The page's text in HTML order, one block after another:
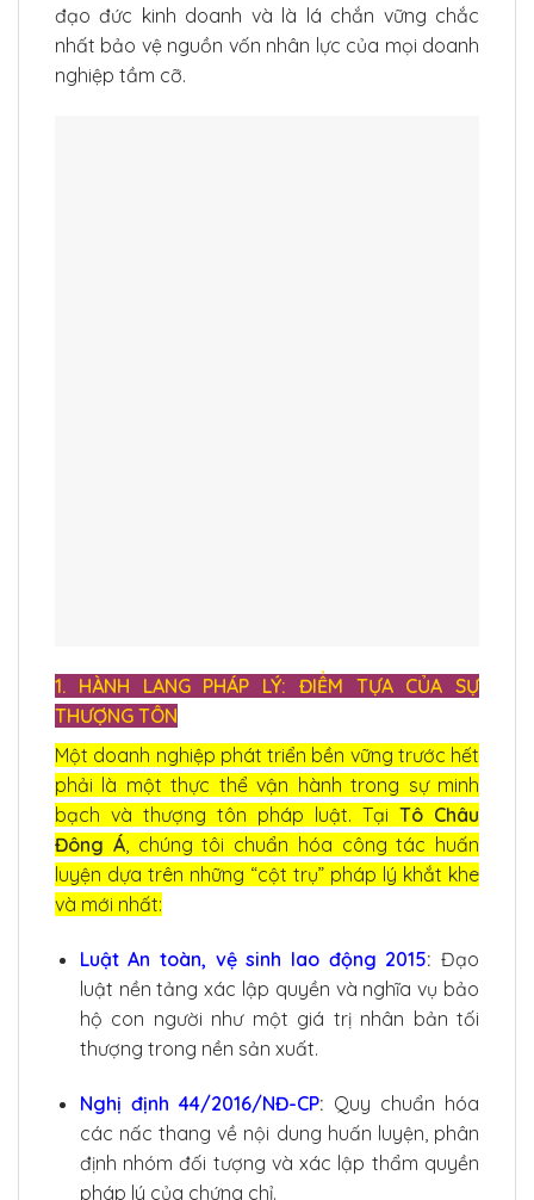
đạo đức kinh doanh và là lá chắn vững chắc
nhất bảo vệ nguồn vốn nhân lực của mọi doanh
nghiệp tầm cỡ.
1. HÀNH LANG PHÁP LÝ: ĐIỂM TỰA CỦA SỰ
THƯỢNG TÔN
Một doanh nghiệp phát triển bền vững trước hết
phải là một thực thể vận hành trong sự minh
bạch và thượng tôn pháp luật. Tại Tô Châu
Đông Á, chúng tôi chuẩn hóa công tác huấn
luyện dựa trên những “cột trụ” pháp lý khắt khe
và mới nhất:
Luật An toàn, vệ sinh lao động 2015: Đạo
luật nền tảng xác lập quyền và nghĩa vụ bảo
hộ con người như một giá trị nhân bản tối
thượng trong nền sản xuất.
Nghị định 44/2016/NĐ-CP: Quy chuẩn hóa
các nấc thang về nội dung huấn luyện, phân
định nhóm đối tượng và xác lập thẩm quyền
pháp lý của chứng chỉ.